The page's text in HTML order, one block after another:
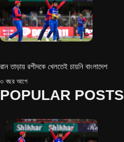
রান তাড়ায় রশীদকে খেলতেই চায়নি বাংলাদেশ
৩ বছর আগে
POPULAR POSTS